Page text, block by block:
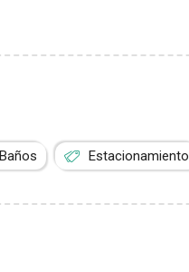
Baños Estacionamiento